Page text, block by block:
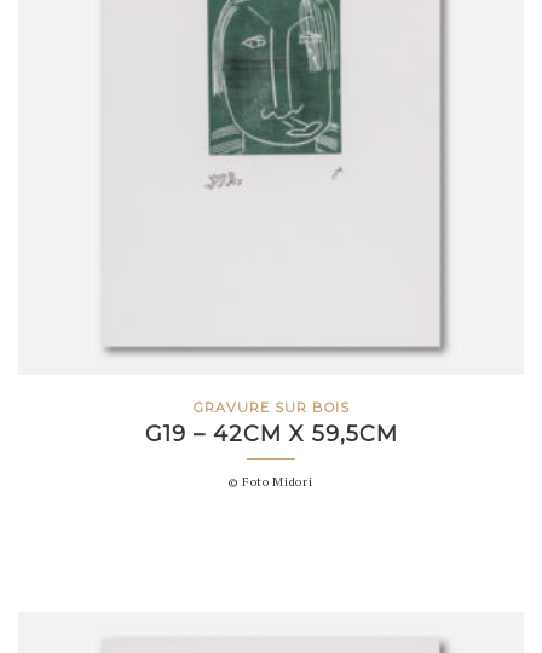
GRAVURE SUR BOIS
G19 – 42CM X 59,5CM
© Foto Midori